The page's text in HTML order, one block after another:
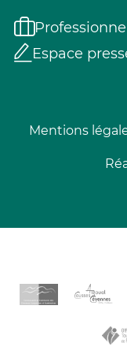
Espace
Mentions